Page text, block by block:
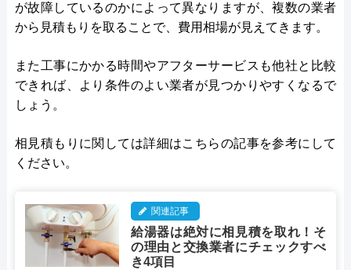
が故障しているのかによって異なりますが、複数の業者
から見積もりを取ることで、費用相場が見えてきます。
また工事にかかる時間やアフターサービスも他社と比較
できれば、より条件のよい業者が見つかりやすくなるで
しょう。
相見積もりに関しては詳細はこちらの記事を参考にして
ください。
関連記事
給湯器は絶対に相見積を取れ！そ
の理由と交換業者にチェックすべ
き4項目